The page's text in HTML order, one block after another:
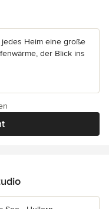
Heim eine große
der Blick ins